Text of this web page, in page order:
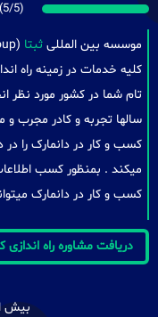
(5/5) 1513 امتیاز
موسسه بین المللی ثبتا
کلیه خدمات در زمینه راه
تام شما در کشور مورد نظر
سالها تجربه و کادر مجرب
کسب و کار در دانمارک را
میکند . بمنظور کسب
کسب و کار در دانمارک
دریافت مشاوره راه
بیش از 30,000